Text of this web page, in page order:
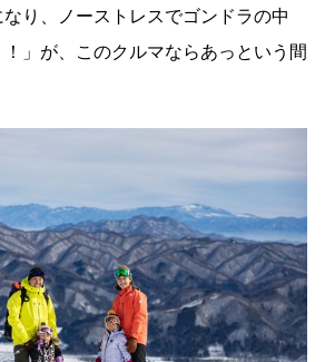
り、ノーストレスでゴンドラの中
」が、このクルマならあっという間